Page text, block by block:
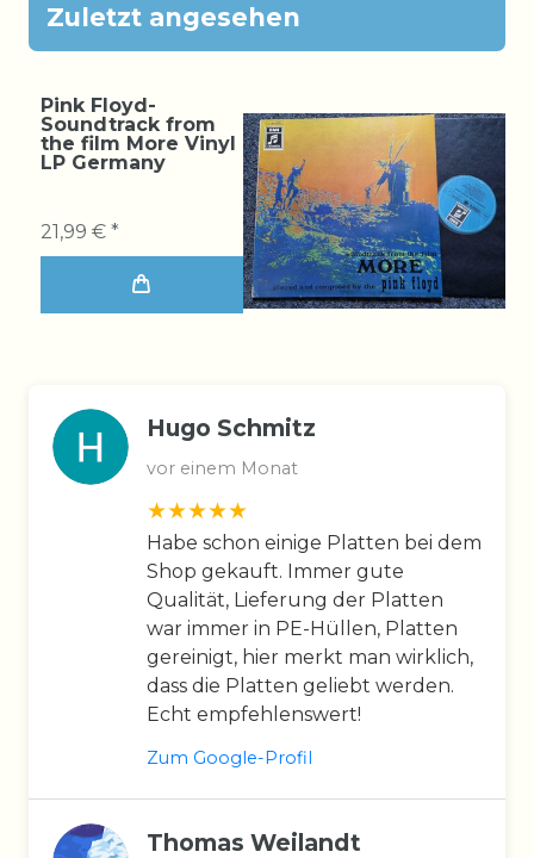
Zuletzt angesehen
Pink Floyd-
Soundtrack from
the film More Vinyl
LP Germany
21,99 € *
Hugo Schmitz
vor einem Monat
Habe schon einige Platten bei dem
Shop gekauft. Immer gute
Qualität, Lieferung der Platten
war immer in PE-Hüllen, Platten
gereinigt, hier merkt man wirklich,
dass die Platten geliebt werden.
Echt empfehlenswert!
Zum Google-Profil
Thomas Weilandt